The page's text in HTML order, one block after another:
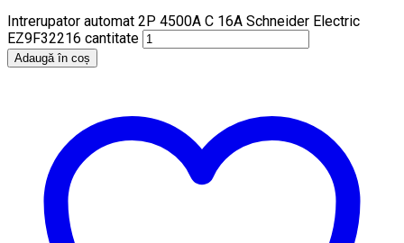
Intrerupator automat 2P 4500A C 16A Schneider Electric
EZ9F32216 cantitate
Adaugă în coș